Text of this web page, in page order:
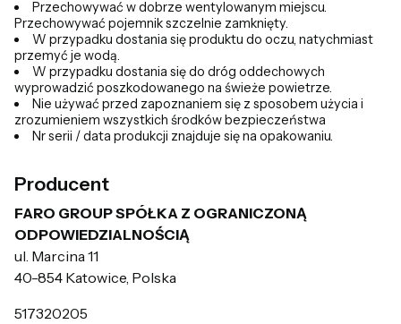
Przechowywać w dobrze wentylowanym miejscu.
Przechowywać pojemnik szczelnie zamknięty.
W przypadku dostania się produktu do oczu, natychmiast
przemyć je wodą.
W przypadku dostania się do dróg oddechowych
wyprowadzić poszkodowanego na świeże powietrze.
Nie używać przed zapoznaniem się z sposobem użycia i
zrozumieniem wszystkich środków bezpieczeństwa
Nr serii / data produkcji znajduje się na opakowaniu.
Producent
FARO GROUP SPÓŁKA Z OGRANICZONĄ
ODPOWIEDZIALNOŚCIĄ
ul. Marcina 11
40-854 Katowice, Polska
517320205